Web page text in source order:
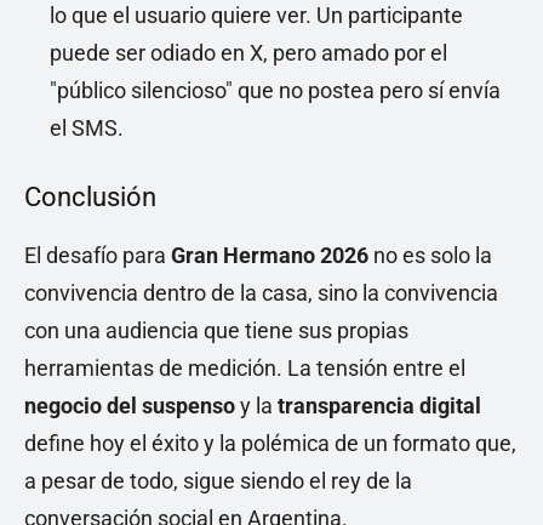
lo que el usuario quiere ver. Un participante
puede ser odiado en X, pero amado por el
"público silencioso" que no postea pero sí envía
el SMS.
Conclusión
El desafío para Gran Hermano 2026 no es solo la
convivencia dentro de la casa, sino la convivencia
con una audiencia que tiene sus propias
herramientas de medición. La tensión entre el
negocio del suspensoy la transparencia digital
define hoy el éxito y la polémica de un formato que,
a pesar de todo, sigue siendo el rey de la
conversación social en Argentina.